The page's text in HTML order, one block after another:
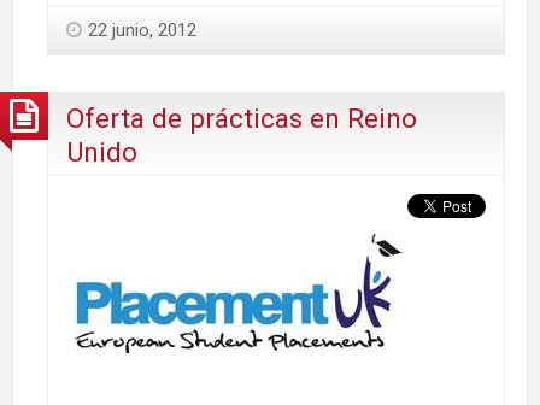
22 junio, 2012
Oferta de prácticas en Reino
Unido